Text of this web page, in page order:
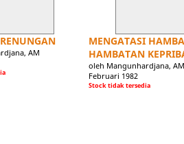
AM
MENGATASI
HAMBATAN
oleh Mangunhardjana, AM
Februari 1982
Stock tidak tersedia